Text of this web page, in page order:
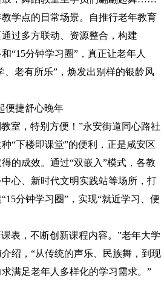
学点的日常场景。自推行老年教育
过多方联动、资源整合，构建
“15分钟学习圈”，真正让老年人
、老有所乐”，焕发出别样的银龄风
便捷舒心晚年
室，特别方便！”永安街道同心路社
“下楼即课堂”的便利，正是咸安区
的成效。通过“双嵌入”模式，各教
心、新时代文明实践站等场所，打
分钟学习圈”，实现“就近学习、便
表，不断创新课程内容。”老年大学
绍，“从传统的声乐、民族舞，到现
满足老年人多样化的学习需求。”